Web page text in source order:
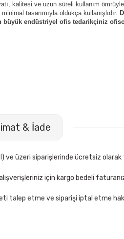
kalitesi ve uzun süreli kullanım
tasarımıyla oldukça kullanışlıdır.
büyük endüstriyel ofis tedarikçiniz
& İade
ve üzeri siparişlerinde ücretsiz
için kargo bedeli
talep etme ve siparişi iptal etme